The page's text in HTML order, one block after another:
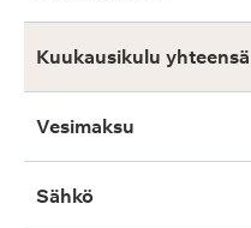
Kuukausikulu yhteensä
Vesimaksu
Sähkö